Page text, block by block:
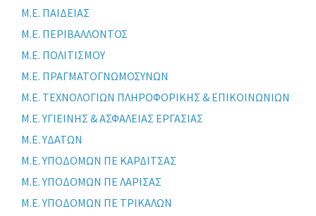
Μ.Ε. ΠΑΙΔΕΙΑΣ
Μ.Ε. ΠΕΡΙΒΑΛΛΟΝΤΟΣ
Μ.Ε. ΠΟΛΙΤΙΣΜΟΥ
Μ.Ε. ΠΡΑΓΜΑΤΟΓΝΩΜΟΣΥΝΩΝ
Μ.Ε. ΤΕΧΝΟΛΟΓΙΩΝ ΠΛΗΡΟΦΟΡΙΚΗΣ & ΕΠΙΚΟΙΝΩΝΙΩΝ
Μ.Ε. ΥΓΙΕΙΝΗΣ & ΑΣΦΑΛΕΙΑΣ ΕΡΓΑΣΙΑΣ
Μ.Ε. ΥΔΑΤΩΝ
Μ.Ε. ΥΠΟΔΟΜΩΝ ΠΕ ΚΑΡΔΙΤΣΑΣ
Μ.Ε. ΥΠΟΔΟΜΩΝ ΠΕ ΛΑΡΙΣΑΣ
Μ.Ε. ΥΠΟΔΟΜΩΝ ΠΕ ΤΡΙΚΑΛΩΝ